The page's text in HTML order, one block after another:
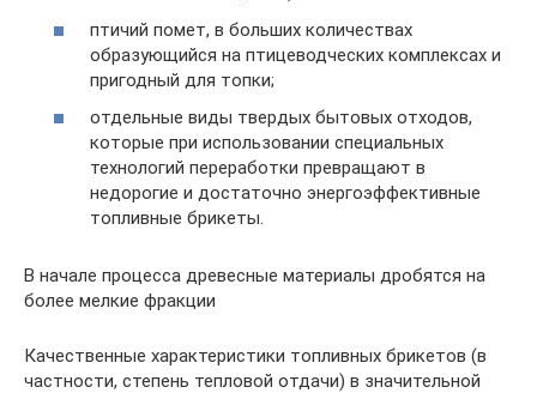
птичий помет, в больших количествах
образующийся на птицеводческих комплексах и
пригодный для топки;
отдельные виды твердых бытовых отходов,
которые при использовании специальных
технологий переработки превращают в
недорогие и достаточно энергоэффективные
топливные брикеты.
В начале процесса древесные материалы дробятся на
более мелкие фракции
Качественные характеристики топливных брикетов (в
частности, степень тепловой отдачи) в значительной